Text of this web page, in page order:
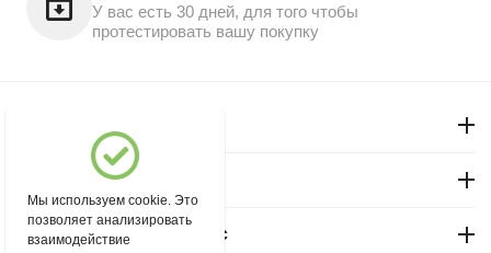
У вас есть 30 дней, для того чтобы
протестировать вашу покупку
Магазин "Северный"
Покупательский сервис
Мы используем cookie. Это
позволяет анализировать
взаимодействие